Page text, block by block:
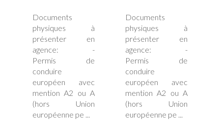
Documents
physiques à
présenter en
agence: -
Permis de
conduire
européen avec
mention A2 ou A
(hors Union
européenne pe ...
Documents
physiques à
présenter en
agence: -
Permis de
conduire
européen avec
mention A2 ou A
(hors Union
européenne pe ...